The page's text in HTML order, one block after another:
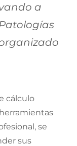
a
cálculo
se
sus